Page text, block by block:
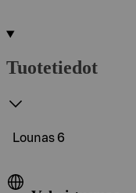
Tuotetiedot
Lounas 6